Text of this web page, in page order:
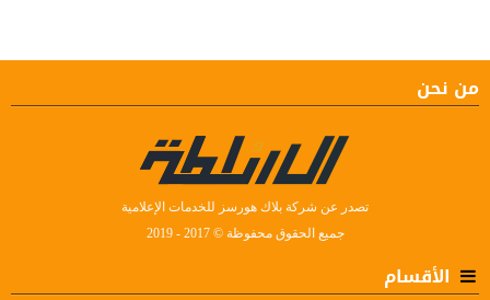
من نحن
تصدر عن شركة بلاك هورسز للخدمات الإعلامية
جميع الحقوق محفوظة © 2017 - 2019
الأقسام